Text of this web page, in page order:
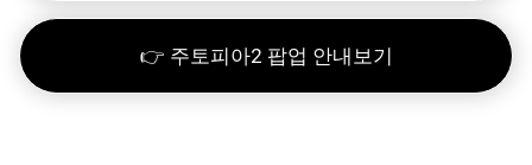
👉 주토피아2 팝업 안내보기